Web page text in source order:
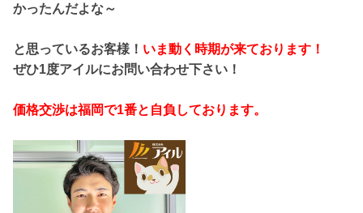
かったんだよな～
と思っているお客様！ いま動く時期が来ております！
ぜひ1度アイルにお問い合わせ下さい！
価格交渉は福岡で1番と自負しております。